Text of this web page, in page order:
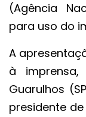
(Agência
para uso do
A
à
Guarulhos
presidente